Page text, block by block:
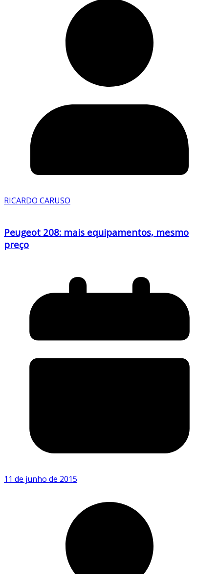
RICARDO CARUSO
Peugeot 208: mais equipamentos, mesmo
preço
11 de junho de 2015